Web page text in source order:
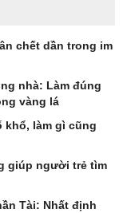
chết dần trong im
nhà: Làm đúng
vàng lá
khổ, làm gì cũng
giúp người trẻ tìm
Tài: Nhất định